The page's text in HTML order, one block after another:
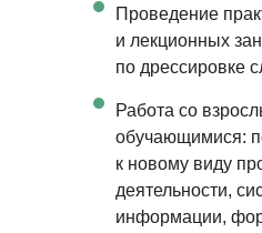
Проведение
и лекционных
по дрессировке
Работа со
обучающимися:
к новому виду
деятельности,
информации,